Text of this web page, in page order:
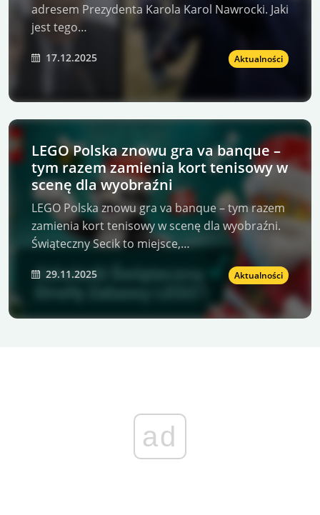
adresem Prezydenta Karola Karol Nawrocki. Jaki
jest tego…
17.12.2025 Aktualności
LEGO Polska znowu gra va banque –
tym razem zamienia kort tenisowy w
scenę dla wyobraźni
LEGO Polska znowu gra va banque – tym razem
zamienia kort tenisowy w scenę dla wyobraźni.
Świąteczny Secik to miejsce,…
29.11.2025 Aktualności
ad